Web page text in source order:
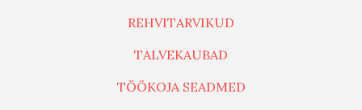
REHVITARVIKUD
TALVEKAUBAD
TÖÖKOJA SEADMED